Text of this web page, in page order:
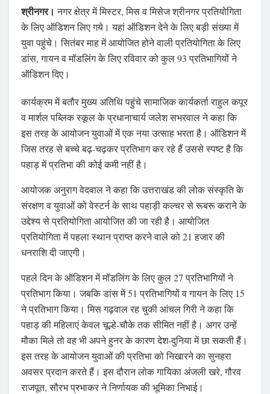
श्रीनगर। नगर क्षेत्र में मिस्टर, मिस व मिसेज श्रीनगर प्रतियोगिता
के लिए ऑडिशन लिए गये। यहां ऑडिशन देने के लिए बड़ी संख्या में
युवा पहुंचे। सितंबर माह में आयोजित होने वाली प्रतियोगिता के लिए
डांस, गायन व मॉडलिंग के लिए रविवार को कुल 93 प्रतिभागियों ने
ऑडिशन दिए।
कार्यक्रम में बतौर मुख्य अतिथि पहुंचे सामाजिक कार्यकर्ता राहुल कपूर
व मार्शल पब्लिक स्कूल के प्रधानाचार्य जलेश सभरवाल ने कहा कि
इस तरह के आयोजन युवाओं में एक नया उत्साह भरता है। ऑडिशन में
जिस तरह से बच्चे बढ़-चढ़कर प्रतिभाग कर रहे हैं उससे स्पष्ट है कि
पहाड़ में प्रतिभा की कोई कमी नहीं है।
आयोजक अनुराग वेदवाल ने कहा कि उत्तराखंड की लोक संस्कृति के
संरक्षण व युवाओं को वेस्टर्न के साथ पहाड़ी कल्चर से रूबरू कराने के
उद्देश्य से प्रतियोगिता आयोजित की जा रही है। आयोजित
प्रतियोगिता में पहला स्थान प्राप्त करने वाले को 21 हजार की
धनराशि दी जाएगी।
पहले दिन के ऑडिशन में मॉडलिंग के लिए कुल 27 प्रतिभागियों ने
प्रतिभाग किया। जबकि डांस में 51 प्रतिभागियों व गायन के लिए 15
ने प्रतिभाग किया। मिस गढ़वाल रह चुकी आंचल गिरी ने कहा कि
पहाड़ की महिलाएं केवल चूल्हे-चौके तक सीमित नहीं है। अगर उन्हें
मौका मिले तो वह भी अपने हुनर के कारण देश-दुनिया में छा सकती हैं।
इस तरह के आयोजन युवाओं की प्रतिभा को निखारने का सुनहरा
अवसर प्रदान करते हैं। इस दौरान लोक गायिका अंजली खरे, गौरव
राजपूत, सौरभ प्रभाकर ने निर्णायक की भूमिका निभाई।